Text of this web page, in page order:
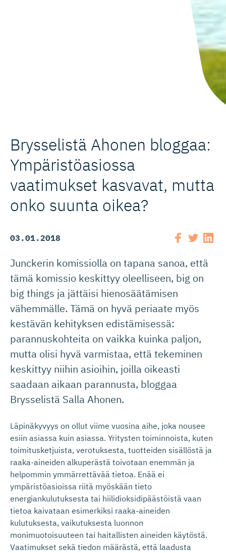
Brysselistä Ahonen bloggaa:
Ympäristöa­siossa
vaatimukset kasvavat, mutta
onko suunta oikea?
03.01.2018
Junckerin komissiolla on tapana sanoa, että
tämä komissio keskittyy oleelliseen, big on
big things ja jättäisi hienosäätämisen
vähemmälle. Tämä on hyvä periaate myös
kestävän kehityksen edistämisessä:
parannuskohteita on vaikka kuinka paljon,
mutta olisi hyvä varmistaa, että tekeminen
keskittyy niihin asioihin, joilla oikeasti
saadaan aikaan parannusta, bloggaa
Brysselistä Salla Ahonen.
Läpinäkyvyys on ollut viime vuosina aihe, joka nousee
esiin asiassa kuin asiassa. Yritysten toiminnoista, kuten
toimitusketjuista, verotuksesta, tuotteiden sisällöstä ja
raaka-aineiden alkuperästä toivotaan enemmän ja
helpommin ymmärrettävää tietoa. Enää ei
ympäristöasioissa riitä myöskään tieto
energiankulutuksesta tai hiilidioksidipäästöistä vaan
tietoa kaivataan esimerkiksi raaka-aineiden
kulutuksesta, vaikutuksesta luonnon
monimuotoisuuteen tai haitallisten aineiden käytöstä.
Vaatimukset sekä tiedon määrästä, että laadusta